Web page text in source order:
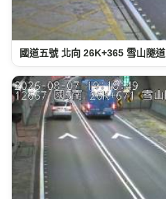
國道五號 北向 26K+365 雪山隧道